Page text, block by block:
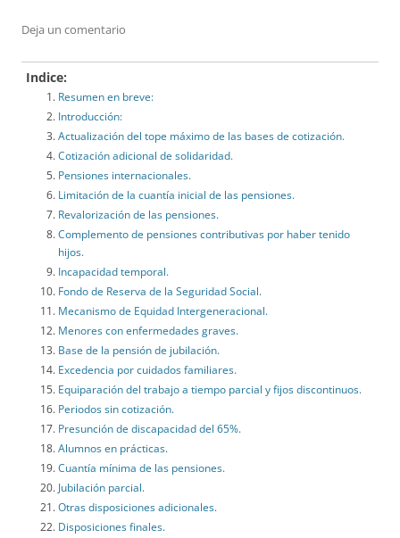
Deja un comentario
Indice:
Resumen en breve:
Introducción:
Actualización del tope máximo de las bases de cotización.
Cotización adicional de solidaridad.
Pensiones internacionales.
Limitación de la cuantía inicial de las pensiones.
Revalorización de las pensiones.
Complemento de pensiones contributivas por haber tenido
hijos.
Incapacidad temporal.
Fondo de Reserva de la Seguridad Social.
Mecanismo de Equidad Intergeneracional.
Menores con enfermedades graves.
Base de la pensión de jubilación.
Excedencia por cuidados familiares.
Equiparación del trabajo a tiempo parcial y fijos discontinuos.
Periodos sin cotización.
Presunción de discapacidad del 65%.
Alumnos en prácticas.
Cuantía mínima de las pensiones.
Jubilación parcial.
Otras disposiciones adicionales.
Disposiciones finales.